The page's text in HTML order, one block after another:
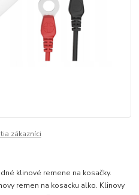
zákazníci
klinové remene na kosačky.
remen na kosacku alko. Klinovy